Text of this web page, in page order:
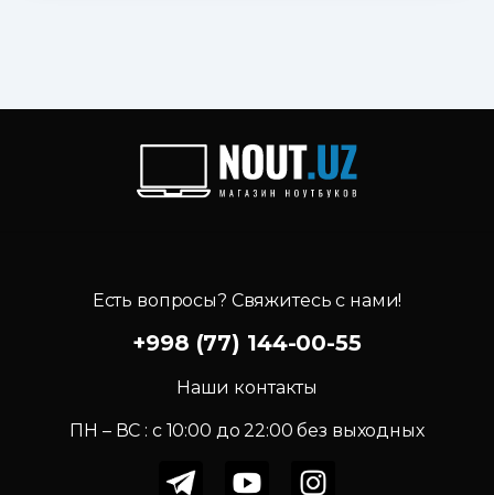
Есть вопросы? Свяжитесь с нами!
+998 (77) 144-00-55
Наши контакты
ПН – ВС : c 10:00 до 22:00 без выходных